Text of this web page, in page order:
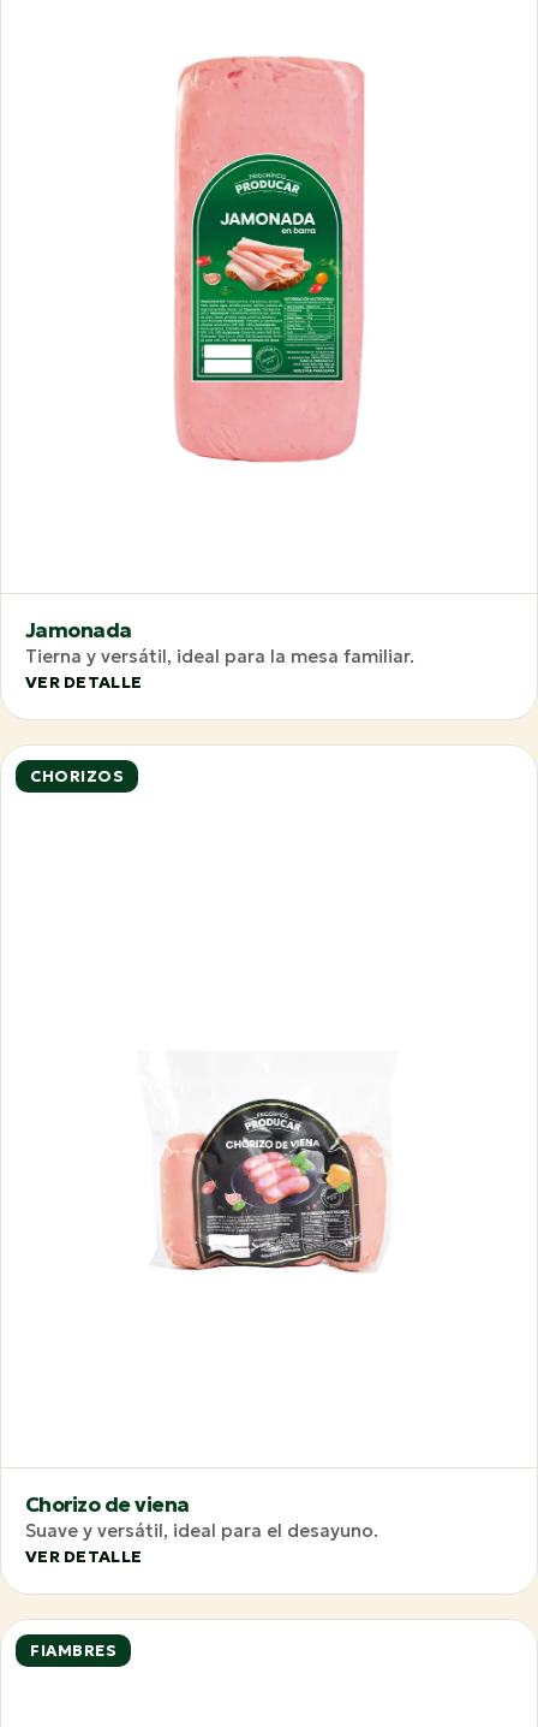
Jamonada
Tierna y versátil, ideal para la mesa familiar.
VER DETALLE
CHORIZOS
Chorizo de viena
Suave y versátil, ideal para el desayuno.
VER DETALLE
FIAMBRES